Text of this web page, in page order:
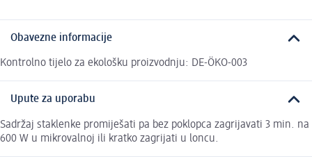
Obavezne informacije
Kontrolno tijelo za ekološku proizvodnju: DE-ÖKO-003
Upute za uporabu
Sadržaj staklenke promiješati pa bez poklopca zagrijavati 3 min. na
600 W u mikrovalnoj ili kratko zagrijati u loncu.